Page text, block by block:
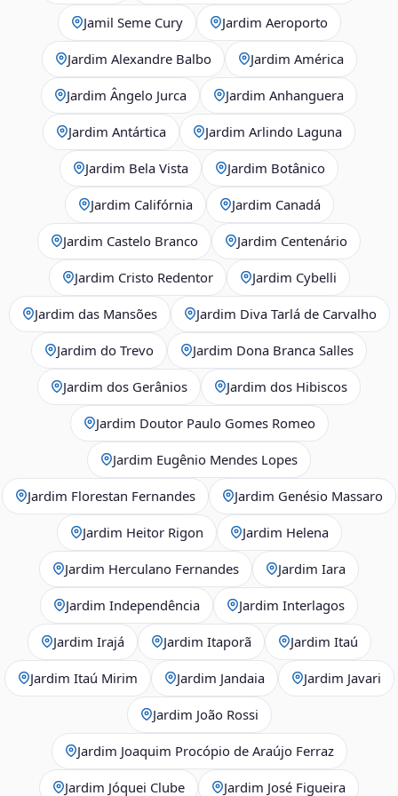
Jamil Seme Cury Jardim Aeroporto
Jardim Alexandre Balbo Jardim América
Jardim Ângelo Jurca Jardim Anhanguera
Jardim Antártica Jardim Arlindo Laguna
Jardim Bela Vista Jardim Botânico
Jardim Califórnia Jardim Canadá
Jardim Castelo Branco Jardim Centenário
Jardim Cristo Redentor Jardim Cybelli
Jardim das Mansões Jardim Diva Tarlá de Carvalho
Jardim do Trevo Jardim Dona Branca Salles
Jardim dos Gerânios Jardim dos Hibiscos
Jardim Doutor Paulo Gomes Romeo
Jardim Eugênio Mendes Lopes
Jardim Florestan Fernandes Jardim Genésio Massaro
Jardim Heitor Rigon Jardim Helena
Jardim Herculano Fernandes Jardim Iara
Jardim Independência Jardim Interlagos
Jardim Irajá Jardim Itaporã Jardim Itaú
Jardim Itaú Mirim Jardim Jandaia Jardim Javari
Jardim João Rossi
Jardim Joaquim Procópio de Araújo Ferraz
Jardim Jóquei Clube Jardim José Figueira